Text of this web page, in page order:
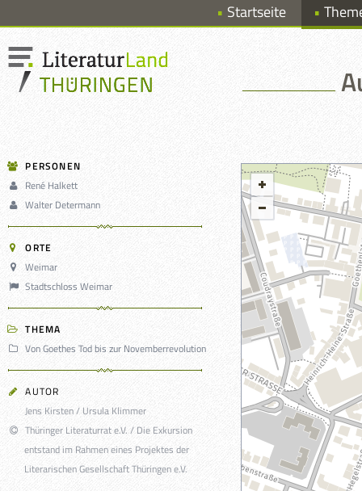
Startseite
PERSONEN
René Halkett
Walter Determann
ORTE
Weimar
Stadtschloss Weimar
THEMA
Von Goethes Tod bis zur Novemberrevolution
AUTOR
Jens Kirsten / Ursula Klimmer
Thüringer Literaturrat e.V. / Die Exkursion
entstand im Rahmen eines Projektes der
Literarischen Gesellschaft Thüringen e.V.